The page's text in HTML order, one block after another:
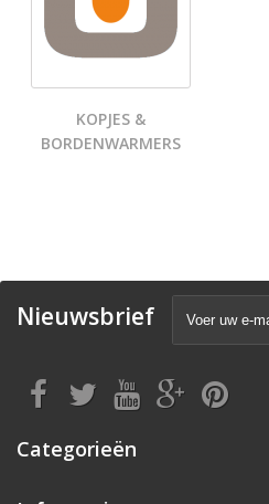
KOPJES &
BORDENWARMERS
Nieuwsbrief
Categorieën